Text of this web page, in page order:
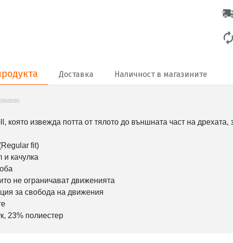
Доставка Наличност в магазините
която извежда потта от тялото до външната част на
fit)
и качулка
не ограничават движенията
за свобода на движения
23% полиестер